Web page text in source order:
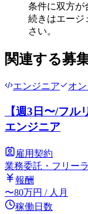
条件に双方が
続きはエージ
さい。
関連する募
エンジニア オ
【週3日〜/フ
エンジニア
雇用契約
業務委託・フリー
報酬
〜80万円 / 人月
稼働日数